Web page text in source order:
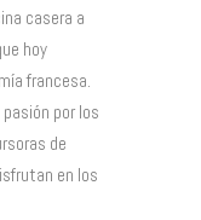
casera a
hoy
francesa.
por los
de
en los